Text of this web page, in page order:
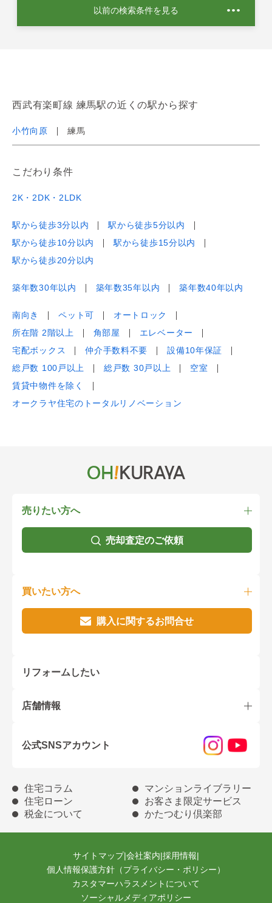
以前の検索条件を見る
西武有楽町線 練馬駅の近くの駅から探す
小竹向原 練馬
こだわり条件
2K・2DK・2LDK
駅から徒歩3分以内
駅から徒歩5分以内
駅から徒歩10分以内
駅から徒歩15分以内
駅から徒歩20分以内
築年数30年以内 築年数35年以内 築年数40年以内
南向き ペット可
オートロック
所在階 2階以上
角部屋
エレベーター
宅配ボックス
仲介手数料不要
設備10年保証
総戸数 100戸以上
総戸数 30戸以上
空室
賃貸中物件を除く
オークラヤ住宅のトータルリノベーション
売りたい方へ
売却査定のご依頼
買いたい方へ
購入に関するお問合せ
リフォームしたい
店舗情報
公式SNSアカウント
住宅コラム
マンションライブラリー
住宅ローン
お客さま限定サービス
税金について
かたつむり倶楽部
サイトマップ|会社案内|採用情報|
個人情報保護方針（プライバシー・ポリシー）
カスタマーハラスメントについて
ソーシャルメディアポリシー